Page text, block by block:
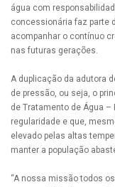
água com
concessionária faz parte
acompanhar o contínuo
nas futuras gerações.
A duplicação da adutora
de pressão, ou seja, o
de Tratamento de Água
regularidade e que,
elevado pelas altas
manter a população
“A nossa missão todos